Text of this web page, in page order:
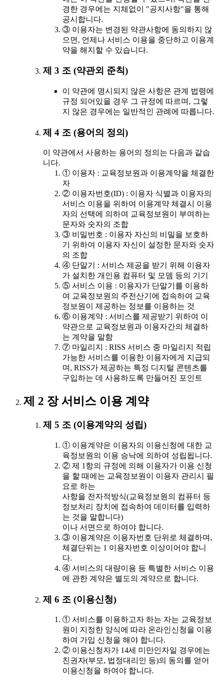
경한 경우에는 지체없이 "공지사항"을 통해
공시합니다.
③ 이용자는 변경된 약관사항에 동의하지 않
으면, 언제나 서비스 이용을 중단하고 이용계
약을 해지할 수 있습니다.
제 3 조 (약관외 준칙)
이 약관에 명시되지 않은 사항은 관계 법령에
규정 되어있을 경우 그 규정에 따르며, 그렇
지 않은 경우에는 일반적인 관례에 따릅니다.
제 4 조 (용어의 정의)
이 약관에서 사용하는 용어의 정의는 다음과 같습
니다.
① 이용자 : 교육정보원과 이용계약을 체결한
자
② 이용자번호(ID) : 이용자 식별과 이용자의
서비스 이용을 위하여 이용계약 체결시 이용
자의 선택에 의하여 교육정보원이 부여하는
문자와 숫자의 조합
③ 비밀번호 : 이용자 자신의 비밀을 보호하
기 위하여 이용자 자신이 설정한 문자와 숫자
의 조합
④ 단말기 : 서비스 제공을 받기 위해 이용자
가 설치한 개인용 컴퓨터 및 모뎀 등의 기기
⑤ 서비스 이용 : 이용자가 단말기를 이용하
여 교육정보원의 주전산기에 접속하여 교육
정보원이 제공하는 정보를 이용하는 것
⑥ 이용계약 : 서비스를 제공받기 위하여 이
약관으로 교육정보원과 이용자간의 체결하
는 계약을 말함
⑦ 마일리지 : RISS 서비스 중 마일리지 적립
가능한 서비스를 이용한 이용자에게 지급되
며, RISS가 제공하는 특정 디지털 콘텐츠를
구입하는 데 사용하도록 만들어진 포인트
제 2 장 서비스 이용 계약
제 5 조 (이용계약의 성립)
① 이용계약은 이용자의 이용신청에 대한 교
육정보원의 이용 승낙에 의하여 성립됩니다.
② 제 1항의 규정에 의해 이용자가 이용 신청
을 할 때에는 교육정보원이 이용자 관리시 필
요로 하는
사항을 전자적방식(교육정보원의 컴퓨터 등
정보처리 장치에 접속하여 데이터를 입력하
는 것을 말합니다)
이나 서면으로 하여야 합니다.
③ 이용계약은 이용자번호 단위로 체결하며,
체결단위는 1 이용자번호 이상이어야 합니
다.
④ 서비스의 대량이용 등 특별한 서비스 이용
에 관한 계약은 별도의 계약으로 합니다.
제 6 조 (이용신청)
① 서비스를 이용하고자 하는 자는 교육정보
원이 지정한 양식에 따라 온라인신청을 이용
하여 가입 신청을 해야 합니다.
② 이용신청자가 14세 미만인자일 경우에는
친권자(부모, 법정대리인 등)의 동의를 얻어
이용신청을 하여야 합니다.